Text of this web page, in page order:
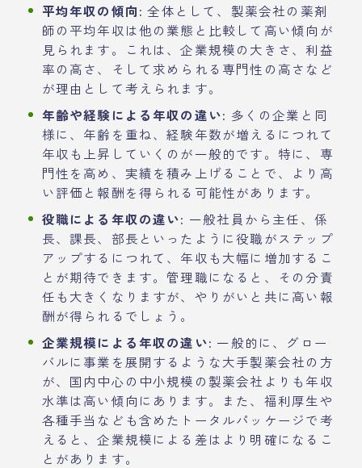
平均年収の傾向: 全体として、製薬会社の薬剤
師の平均年収は他の業態と比較して高い傾向が
見られます。これは、企業規模の大きさ、利益
率の高さ、そして求められる専門性の高さなど
が理由として考えられます。
年齢や経験による年収の違い: 多くの企業と同
様に、年齢を重ね、経験年数が増えるにつれて
年収も上昇していくのが一般的です。特に、専
門性を高め、実績を積み上げることで、より高
い評価と報酬を得られる可能性があります。
役職による年収の違い: 一般社員から主任、係
長、課長、部長といったように役職がステップ
アップするにつれて、年収も大幅に増加するこ
とが期待できます。管理職になると、その分責
任も大きくなりますが、やりがいと共に高い報
酬が得られるでしょう。
企業規模による年収の違い: 一般的に、グロー
バルに事業を展開するような大手製薬会社の方
が、国内中心の中小規模の製薬会社よりも年収
水準は高い傾向にあります。また、福利厚生や
各種手当なども含めたトータルパッケージで考
えると、企業規模による差はより明確になるこ
とがあります。